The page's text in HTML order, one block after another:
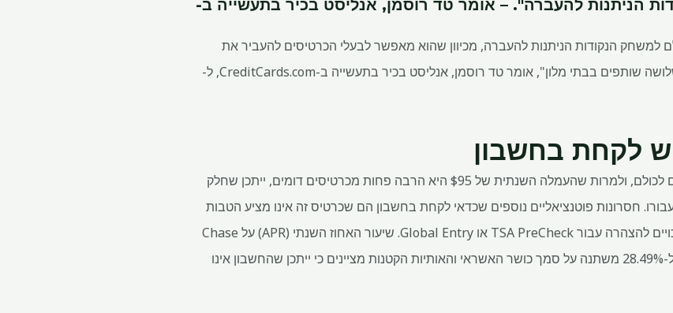
הניתנות להעברה". – אומר טד רוסמן, אנליסט בכיר בתעשייה ב-
הנקודות הניתנות להעברה, מכיוון שהוא מאפשר לבעלי הכרטיסים להעביר את
הנקודות שלהם ל-11 חברות תעופה ושלושה שותפים בבתי מלון", אומר טד רוסמן, אנליסט בכיר בתעשייה ב-CreditCards.com, ל-
לקחת בחשבון
מה שבטוח, אין כרטיס אשראי שמתאים לכולם, ולמרות שהעמלה השנתית של $95 היא הרבה פחות מכרטיסים דומים, ייתכן שחלק
חסרונות פוטנציאליים נוספים שכדאי לקחת בחשבון הם שכרטיס זה אינו מציע הטבות
יוקרה לנסיעות כמו גישה לטרקלין או זיכויים להצהרה עבור TSA PreCheck או Global Entry. שיעור האחוז השנתי (APR) על Chase
Sapphire Preferred נע בין 21.49% ל-28.49% משתנה על סמך כושר האשראי והאותיות הקטנות מציינים כי ייתכן שהחשבון אינו